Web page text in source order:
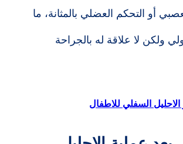
أو التحكم العضلي بالمثانة، ما
ولكن لا علاقة له بالجراحة
الاحليل السفلي للاطفال